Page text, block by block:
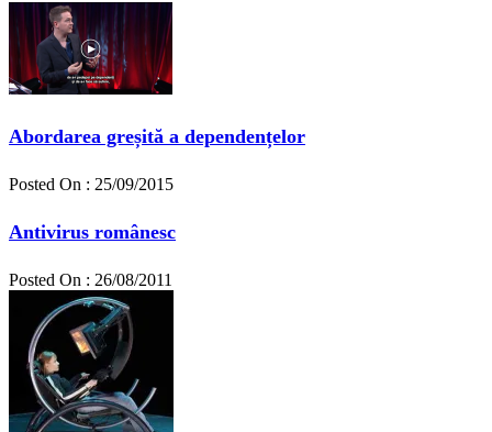
Abordarea greșită a dependențelor
Posted On : 25/09/2015
Antivirus românesc
Posted On : 26/08/2011